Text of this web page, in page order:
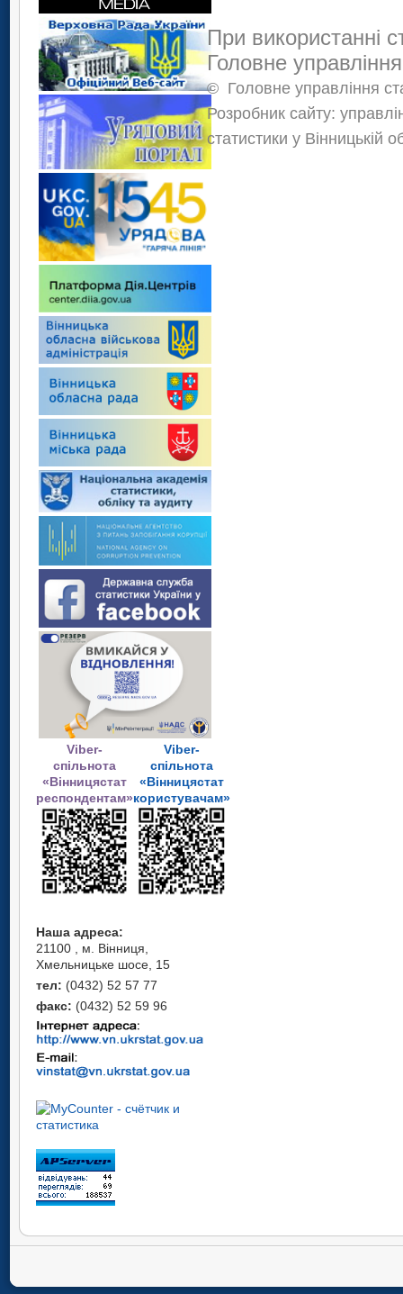
Viber-
спільнота
«Вінницястат
респондентам»
Viber-
спільнота
«Вінницястат
користувачам»
Наша адреса:
21100 , м. Вінниця,
Хмельницьке шосе, 15
тел: (0432) 52 57 77
факс: (0432) 52 59 96
При використанні
Головне
© Головне управління
Розробник сайту:
статистики у Вінницькій